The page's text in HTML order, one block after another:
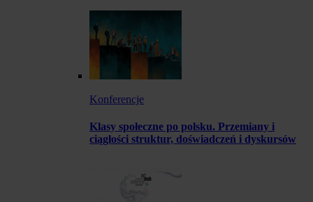
Konferencje
Klasy społeczne po polsku. Przemiany i
ciągłości struktur, doświadczeń i dyskursów